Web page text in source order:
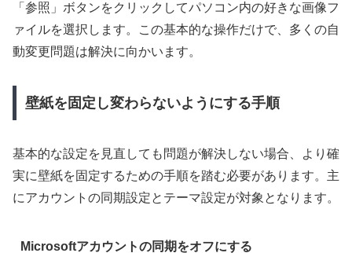
「参照」ボタンをクリックしてパソコン内の好きな画像フ
ァイルを選択します。この基本的な操作だけで、多くの自
動変更問題は解決に向かいます。
壁紙を固定し変わらないようにする手順
基本的な設定を見直しても問題が解決しない場合、より確
実に壁紙を固定するための手順を踏む必要があります。主
にアカウントの同期設定とテーマ設定が対象となります。
Microsoftアカウントの同期をオフにする